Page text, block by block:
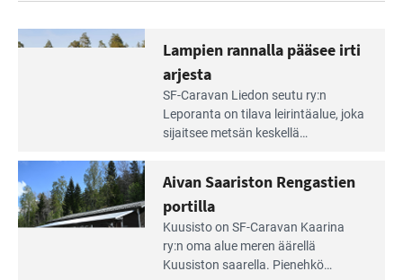
rannalla
pääsee
irti
arjesta
Lampien rannalla pääsee irti
arjesta
SF-Caravan Liedon seutu ry:n
Leporanta on tilava leirintäalue, joka
sijaitsee metsän kes­kellä
tarjoaa ympäris­töineen kauniit
maisemat ja loistavat virkistäytymis­
mahdollisuudet.
Lue
Aivan Saariston Rengastien
portilla
Kuusisto on SF-Caravan Kaarina
ry:n oma alue meren äärellä
Kuusiston saarella. Pie­nehkö